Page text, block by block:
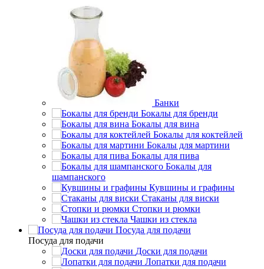
Банки
Бокалы для бренди
Бокалы для вина
Бокалы для коктейлей
Бокалы для мартини
Бокалы для пива
Бокалы для
шампанского
Кувшины и графины
Стаканы для виски
Стопки и рюмки
Чашки из стекла
Посуда для подачи
Посуда для подачи
Доски для подачи
Лопатки для подачи